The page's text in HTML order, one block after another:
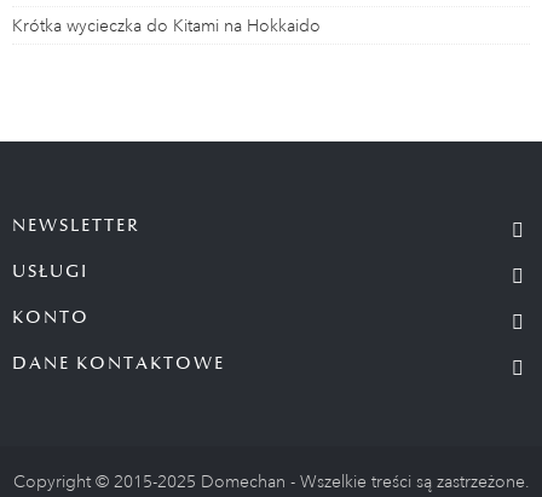
Krótka wycieczka do Kitami na Hokkaido
NEWSLETTER
USŁUGI
KONTO
DANE KONTAKTOWE
Copyright © 2015-2025 Domechan - Wszelkie treści są zastrzeżone.